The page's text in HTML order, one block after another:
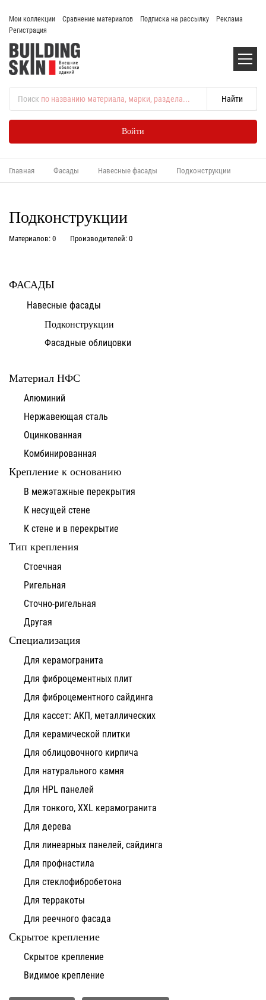
Мои коллекции Сравнение материалов Подписка на рассылку
Реклама
Регистрация
Поиск по названию материала, марки, раздела...
Войти
Главная Фасады Навесные фасады Подконструкции
Подконструкции
Материалов: 0 Производителей: 0
ФАСАДЫ
Навесные фасады
Подконструкции
Фасадные облицовки
Материал НФС
Алюминий
Нержавеющая сталь
Оцинкованная
Комбинированная
Крепление к основанию
В межэтажные перекрытия
К несущей стене
К стене и в перекрытие
Тип крепления
Стоечная
Ригельная
Сточно-ригельная
Другая
Специализация
Для керамогранита
Для фиброцементных плит
Для фиброцементного сайдинга
Для кассет: АКП, металлических
Для керамической плитки
Для облицовочного кирпича
Для натурального камня
Для HPL панелей
Для тонкого, XXL керамогранита
Для дерева
Для линеарных панелей, сайдинга
Для профнастила
Для стеклофибробетона
Для терракоты
Для реечного фасада
Скрытое крепление
Скрытое крепление
Видимое крепление